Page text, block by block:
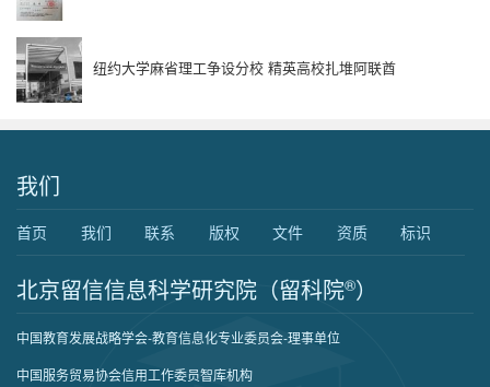
纽约大学麻省理工争设分校 精英高校扎堆阿联酋
我们
首页 我们 联系 版权 文件 资质 标识
北京留信信息科学研究院（留科院®）
中国教育发展战略学会-教育信息化专业委员会-理事单位
中国服务贸易协会信用工作委员智库机构